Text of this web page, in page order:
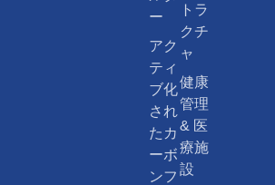
ー
アク
ティ
ブ化
され
たカ
ーボ
ンフ
トラ
クチ
ャ
健康
管理
& 医
療施
設